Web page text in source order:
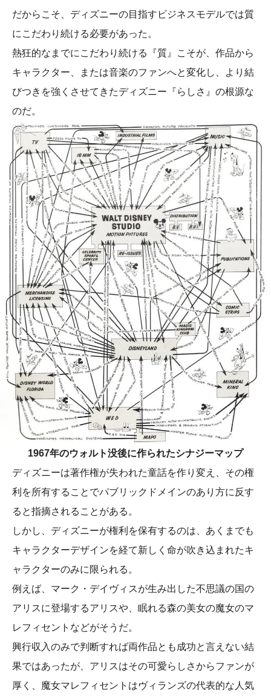
だからこそ、ディズニーの目指すビジネスモデルでは質
にこだわり続ける必要があった。
熱狂的なまでにこだわり続ける『質』こそが、作品から
キャラクター、または音楽のファンへと変化し、より結
びつきを強くさせてきたディズニー『らしさ』の根源な
のだ。
1967年のウォルト没後に作られたシナジーマップ
ディズニーは著作権が失われた童話を作り変え、その権
利を所有することでパブリックドメインのあり方に反す
ると指摘されることがある。
しかし、ディズニーが権利を保有するのは、あくまでも
キャラクターデザインを経て新しく命が吹き込まれたキ
ャラクターのみに限られる。
例えば、マーク・デイヴィスが生み出した不思議の国の
アリスに登場するアリスや、眠れる森の美女の魔女のマ
レフィセントなどがそうだ。
興行収入のみで判断すれば両作品とも成功と言えない結
果ではあったが、アリスはその可愛らしさからファンが
厚く、魔女マレフィセントはヴィランズの代表的な人気